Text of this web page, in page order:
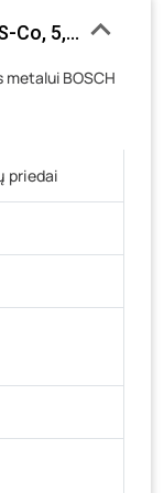
Co, 5,1 mm, 1
BOSCH
priedai